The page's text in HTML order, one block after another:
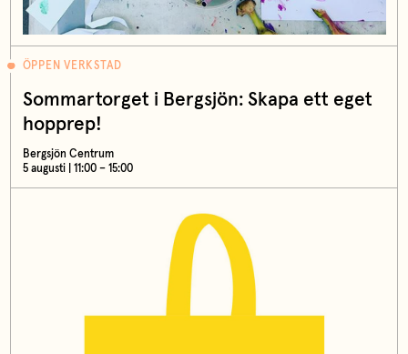
ÖPPEN VERKSTAD
Sommartorget i Bergsjön: Skapa ett eget
hopprep!
Bergsjön Centrum
5 augusti | 11:00 – 15:00